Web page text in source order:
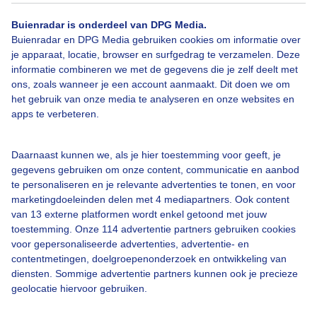
Buienradar is onderdeel van DPG Media.
Buienradar en DPG Media gebruiken cookies om informatie over
je apparaat, locatie, browser en surfgedrag te verzamelen. Deze
informatie combineren we met de gegevens die je zelf deelt met
ons, zoals wanneer je een account aanmaakt. Dit doen we om
het gebruik van onze media te analyseren en onze websites en
apps te verbeteren.
Daarnaast kunnen we, als je hier toestemming voor geeft, je
gegevens gebruiken om onze content, communicatie en aanbod
te personaliseren en je relevante advertenties te tonen, en voor
marketingdoeleinden delen met 4 mediapartners. Ook content
van 13 externe platformen wordt enkel getoond met jouw
toestemming. Onze 114 advertentie partners gebruiken cookies
voor gepersonaliseerde advertenties, advertentie- en
contentmetingen, doelgroepenonderzoek en ontwikkeling van
diensten. Sommige advertentie partners kunnen ook je precieze
geolocatie hiervoor gebruiken.
Bekijk slideshow
Over Buienradar
Bedrijfsgegevens